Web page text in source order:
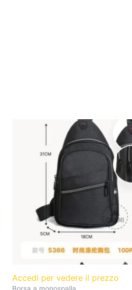
Accedi per vedere il prezzo